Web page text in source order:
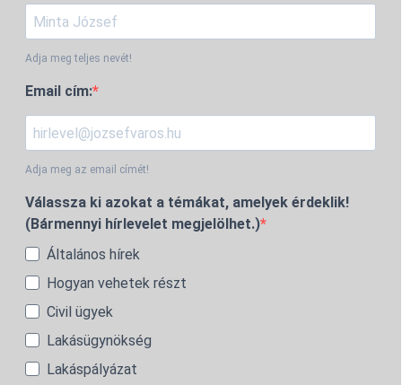
Adja meg teljes nevét!
Email cím:
Adja meg az email címét!
Válassza ki azokat a témákat, amelyek érdeklik!
(Bármennyi hírlevelet megjelölhet.)
Általános hírek
Hogyan vehetek részt
Civil ügyek
Lakásügynökség
Lakáspályázat